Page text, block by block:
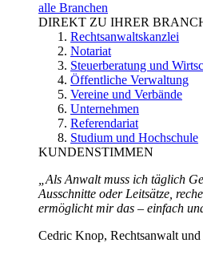
alle Branchen
DIREKT ZU IHRER
Rechtsanwaltskanzlei
Notariat
Steuerberatung und
Öffentliche Verwaltung
Vereine und Verbände
Unternehmen
Referendariat
Studium und Hochschule
KUNDENSTIMMEN
„Als Anwalt muss ich täglich
Ausschnitte oder Leitsätze,
ermöglicht mir das – einfach
Cedric Knop, Rechtsanwalt